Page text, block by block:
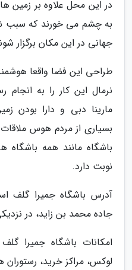
در این محل علاوه بر زمین
به چشم می خورند که سبب
جهانی در این مکان برگزار
طراحی این فضا واقعا
نرمال این کار را به انجام
مارینا دبی و دارا بودن
بسیاری از مردم هوس
باشگاه مانند همه باشگاه
نوبت دارد.
جاده محمد بن زاید، در
امکانات باشگاه جمیرا
لوکس، مراکز خرید،